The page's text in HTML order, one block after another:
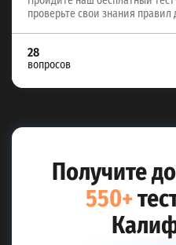
проверьте свои знания
28
вопросов
Получите
550+